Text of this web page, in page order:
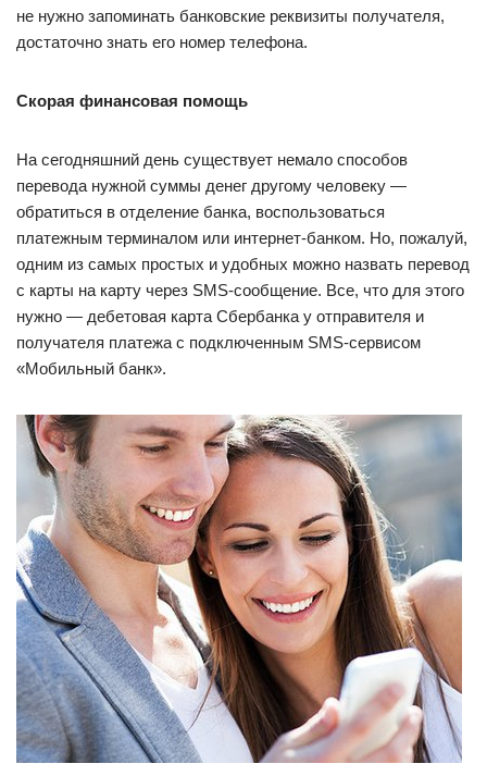
не нужно запоминать банковские реквизиты получателя,
достаточно знать его номер телефона.
Скорая финансовая помощь
На сегодняшний день существует немало способов
перевода нужной суммы денег другому человеку —
обратиться в отделение банка, воспользоваться
платежным терминалом или интернет-банком. Но, пожалуй,
одним из самых простых и удобных можно назвать перевод
с карты на карту через SMS-сообщение. Все, что для этого
нужно — дебетовая карта Сбербанка у отправителя и
получателя платежа с подключенным SMS-сервисом
«Мобильный банк».